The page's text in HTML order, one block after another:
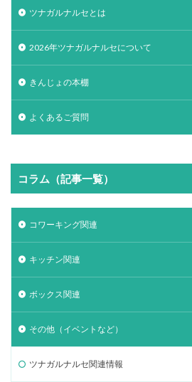
ツナガルナルセとは
2026年ツナガルナルセについて
きんじょの本棚
よくあるご質問
コラム（記事一覧）
コワーキング関連
キッチン関連
ボックス関連
その他（イベントなど）
ツナガルナルセ関連情報